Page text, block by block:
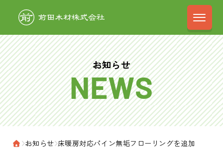
前田木材株式
お知らせ
ホーム
›お知らせ›床暖房対応パイン無垢フローリングを追加